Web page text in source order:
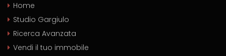
Home
Studio Gargiulo
Ricerca Avanzata
Vendi il tuo immobile